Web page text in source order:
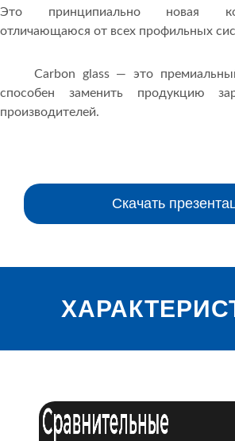
Это принципиально новая
отличающаюся от всех профильных
Carbon glass — это премиальный
способен заменить продукцию
производителей.
Скачать